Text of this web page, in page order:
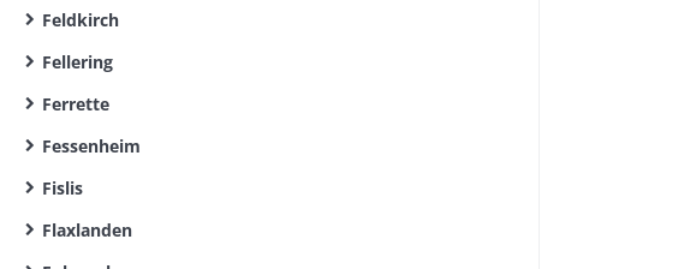
Feldkirch
Fellering
Ferrette
Fessenheim
Fislis
Flaxlanden